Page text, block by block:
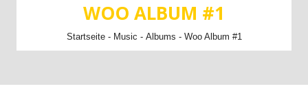
WOO ALBUM #1
Startseite- Music - Albums - Woo Album #1